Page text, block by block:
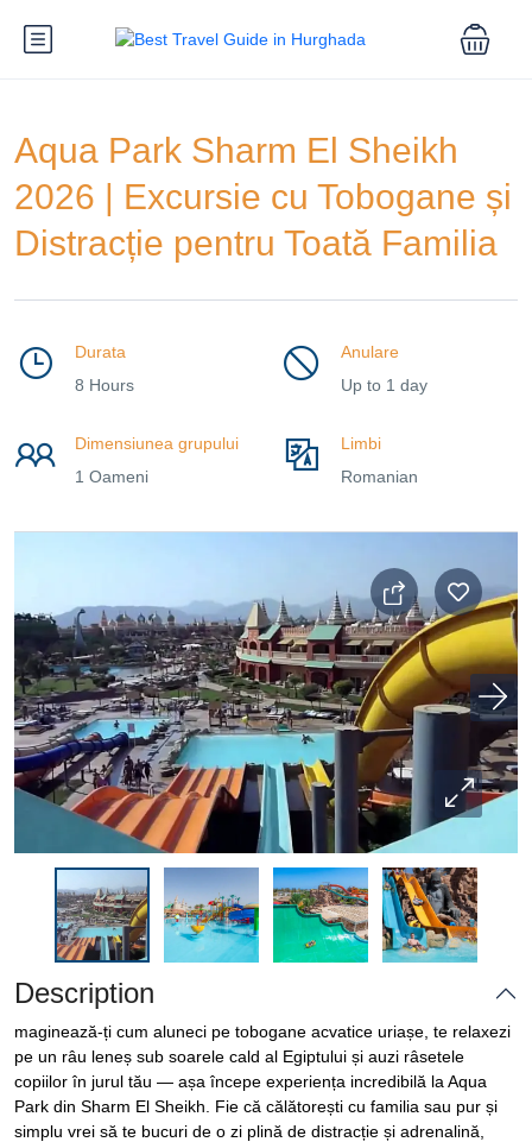
Aqua Park Sharm El Sheikh
2026 | Excursie cu Tobogane și
Distracție pentru Toată Familia
Durata
8 Hours
Anulare
Up to 1 day
Dimensiunea grupului
1 Oameni
Limbi
Romanian
Description
maginează-ți cum aluneci pe tobogane acvatice uriașe, te relaxezi
pe un râu leneș sub soarele cald al Egiptului și auzi râsetele
copiilor în jurul tău — așa începe experiența incredibilă la Aqua
Park din Sharm El Sheikh . Fie că călătorești cu familia sau pur și
simplu vrei să te bucuri de o zi plină de distracție și adrenalină,